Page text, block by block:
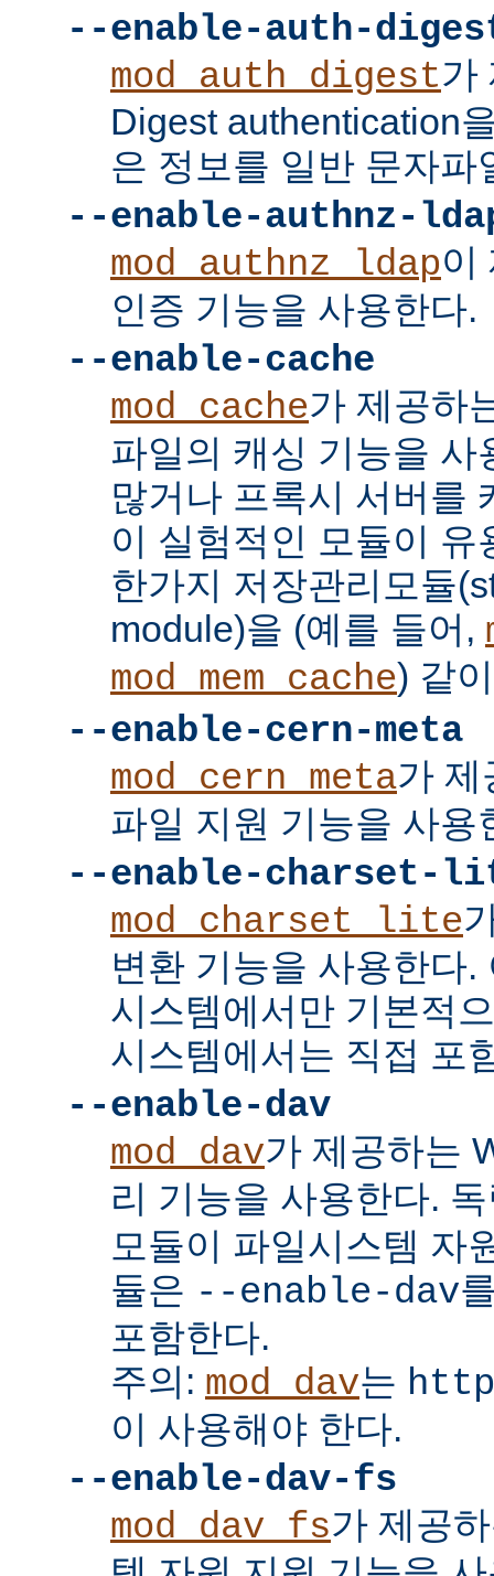
--enable-auth-
mod_auth_digest가
Digest authentication
은 정보를 일반 문자파
--enable-authnz-
mod_authnz_ldap이
인증 기능을 사용한다.
--enable-cache
mod_cache가 제공하
파일의 캐싱 기능을 사
많거나 프록시 서버를
이 실험적인 모듈이
한가지 저장관리모듈
module)을 (예를 들어,
mod_mem_cache) 같
--enable-cern-meta
mod_cern_meta가 제
파일 지원 기능을 사용
--enable-charset-
mod_charset_lite
변환 기능을 사용한다
시스템에서만 기본적
시스템에서는 직접 포
--enable-dav
mod_dav가 제공하는
리 기능을 사용한다.
모듈이 파일시스템 자
듈은 --enable-dav
포함한다.
주의: mod_dav는 http
이 사용해야 한다.
--enable-dav-fs
mod_dav_fs가 제공